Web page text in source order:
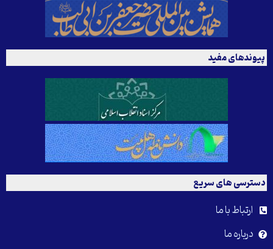
پیوندهای مفید
دسترسی های سریع
ارتباط با ما
درباره ما